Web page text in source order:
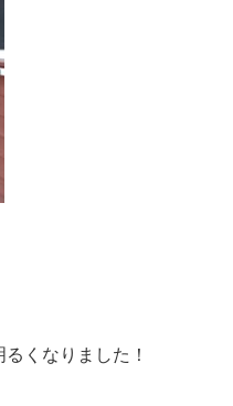
くなりました！